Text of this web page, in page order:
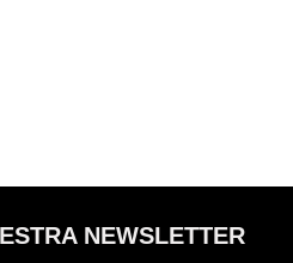
NEWSLETTER